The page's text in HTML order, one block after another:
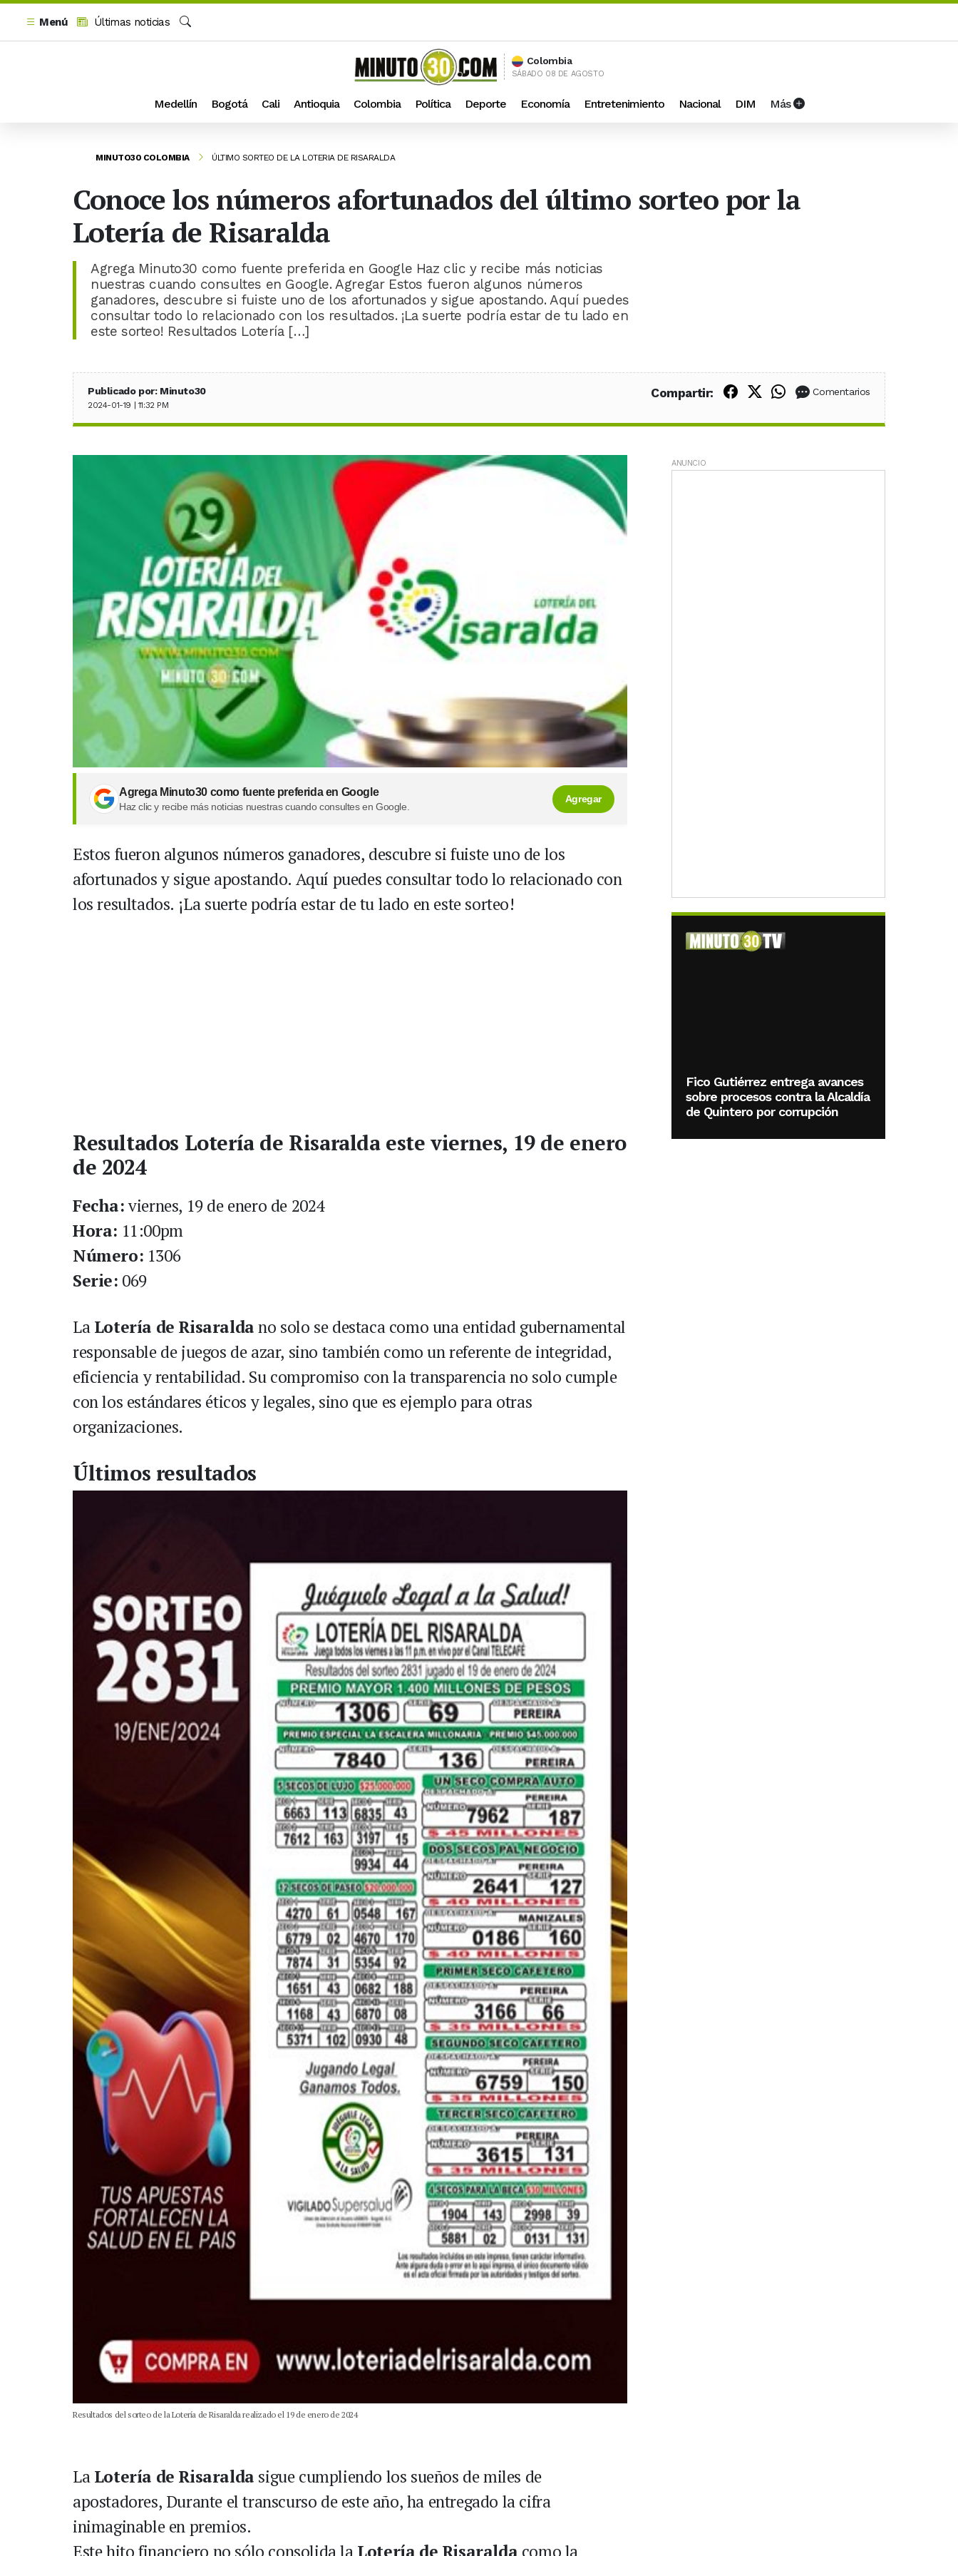
Menú
Últimas noticias
Buscar
Colombia
SÁBADO 08 DE AGOSTO
Medellín Bogotá Cali Antioquia Colombia Política Deporte Economía Entretenimiento Nacional DIM Más
MINUTO30 COLOMBIA ÚLTIMO SORTEO DE LA LOTERIA DE RISARALDA
Conoce los números afortunados del último sorteo por la
Lotería de Risaralda
Agrega Minuto30 como fuente preferida en Google Haz clic y recibe más noticias
nuestras cuando consultes en Google. Agregar Estos fueron algunos números
ganadores, descubre si fuiste uno de los afortunados y sigue apostando. Aquí puedes
consultar todo lo relacionado con los resultados. ¡La suerte podría estar de tu lado en
este sorteo! Resultados Lotería […]
Publicado por: Minuto30
2024-01-19 | 11:32 PM
Compartir: Compartir en Facebook
Compartir en X (Twitter)
Compartir en WhatsApp
Comentarios
Agrega Minuto30 como fuente preferida en Google
Haz clic y recibe más noticias nuestras cuando consultes en Google.
Agregar
Estos fueron algunos números ganadores, descubre si fuiste uno de los
afortunados y sigue apostando. Aquí puedes consultar todo lo relacionado con
los resultados. ¡La suerte podría estar de tu lado en este sorteo!
Resultados Lotería de Risaralda este viernes, 19 de enero
de 2024
Fecha:viernes, 19 de enero de 2024
Hora: 11:00pm
Número: 1306
Serie: 069
LaLotería de Risaraldano solo se destaca como una entidad gubernamental
responsable de juegos de azar, sino también como un referente de integridad,
eficiencia y rentabilidad. Su compromiso con la transparencia no solo cumple
con los estándares éticos y legales, sino que es ejemplo para otras
organizaciones.
Últimos resultados
Resultados del sorteo de la Lotería de Risaralda realizado el 19 de enero de 2024
LaLotería de Risaralda sigue cumpliendo los sueños de miles de
apostadores, Durante el transcurso de este año, ha entregado la cifra
inimaginable en premios.
Este hito financiero no sólo consolida la Lotería de Risaralda como la
ANUNCIO
Fico Gutiérrez entrega avances
sobre procesos contra la Alcaldía
de Quintero por corrupción